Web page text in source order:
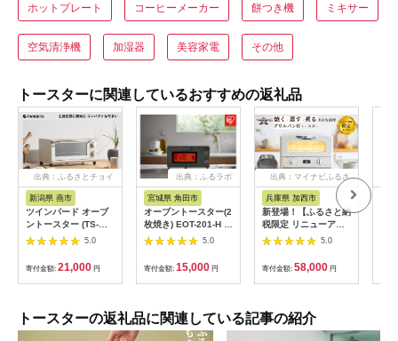
ホットプレート コーヒーメーカー 餅つき機 ミキサー
空気清浄機 加湿器 美容家電 その他
トースターに関連しているおすすめの返礼品
出典：ふるさとチョイ
ス
新潟県 燕市
ツインバード オーブ
ントースター (TS-
D038W)
5.0
寄付金額: 21,000 円
出典：ふるラボ
宮城県 角田市
オーブントースター(2
枚焼き) EOT-201-H ウ
ォームグレー
5.0
寄付金額: 15,000 円
出典：マイナビふるさ
と納税
兵庫県 加西市
新登場！【ふるさと納
税限定 リニューアル
モデル】アラジン 4枚
ホワイト 白 グラファ
イトグリル＆トースタ
ー 4枚焼き グリル ア
ラジントースター ト
スター調理家電 家電
AGT-G13FJ
5.0
寄付金額: 58,000 円
トースターの返礼品に関連している記事の紹介